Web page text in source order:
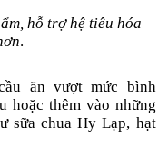
hỗ trợ hệ tiêu hóa
.
ăn vượt mức bình
hoặc thêm vào những
sữa chua Hy Lạp, hạt